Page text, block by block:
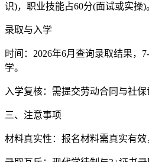
识)，职业技能占60分(面试或实操)
录取与入学
时间：2026年6月查询录取结果，
学。
入学复核：需提交劳动合同与社保
三、注意事项
材料真实性：报名材料需真实有效